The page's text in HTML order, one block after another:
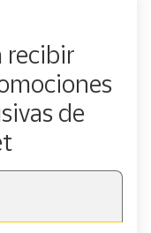
recibir
de